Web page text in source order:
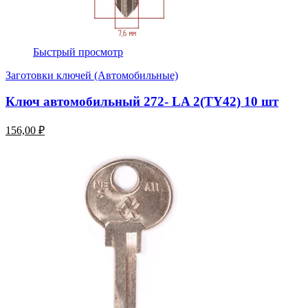
Быстрый просмотр
Заготовки ключей (Автомобильные)
Ключ автомобильный 272- LA 2(TY42) 10 шт
156,00 ₽